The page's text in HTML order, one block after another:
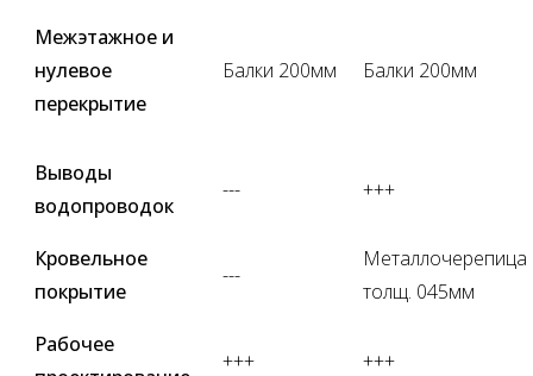
Межэтажное и
нулевое
перекрытие
Балки 200мм Балки 200мм
Выводы
водопроводок
--- +++
Кровельное
покрытие
---
Металлочерепица
толщ. 045мм
Рабочее
+++ +++